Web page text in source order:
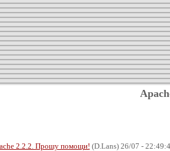
2.2.2. Прошу помощи! (D.Lans) 26/07 -